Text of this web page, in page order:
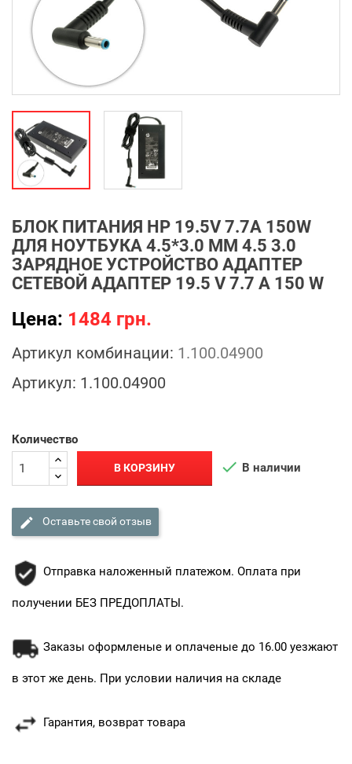
БЛОК ПИТАНИЯ HP 19.5V 7.7A 150W
ДЛЯ НОУТБУКА 4.5*3.0 ММ 4.5 3.0
ЗАРЯДНОЕ УСТРОЙСТВО АДАПТЕР
СЕТЕВОЙ АДАПТЕР 19.5 V 7.7 A 150 W
Цена: 1484 грн.
Артикул комбинации: 1.100.04900
Артикул: 1.100.04900
Количество
В КОРЗИНУ  В наличии
Оставьте свой отзыв
Отправка наложенный платежом. Оплата при
получении БЕЗ ПРЕДОПЛАТЫ.
Заказы оформленые и оплаченые до 16.00 уезжают
в этот же день. При условии наличия на складе
Гарантия, возврат товара